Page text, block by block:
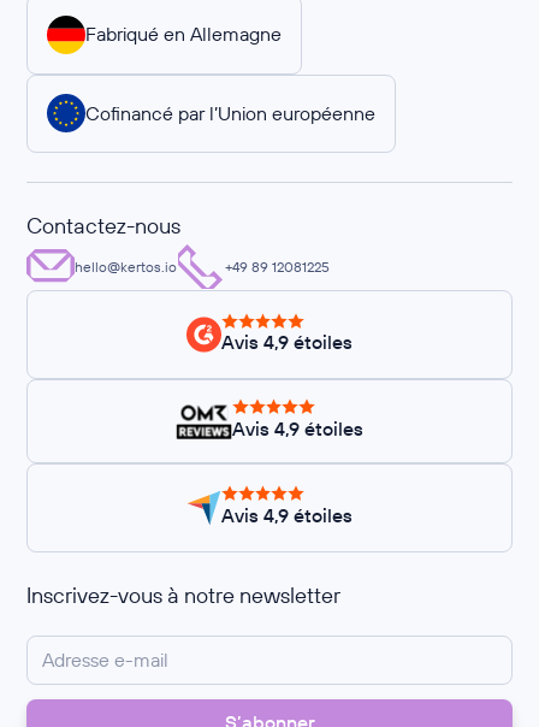
Fabriqué en Allemagne
Cofinancé par l’Union européenne
Contactez-nous
hello@kertos.io +49 89 12081225
Avis 4,9 étoiles
Avis 4,9 étoiles
Avis 4,9 étoiles
Inscrivez-vous à notre newsletter